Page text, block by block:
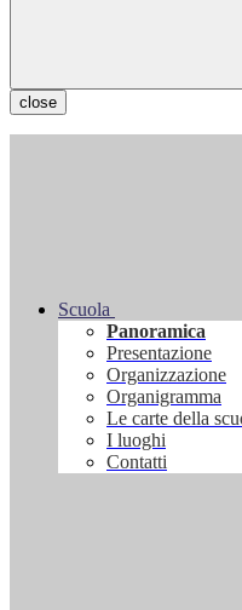
close
Scuola
Panoramica
Presentazione
Organizzazione
Organigramma
Le carte della
I luoghi
Contatti